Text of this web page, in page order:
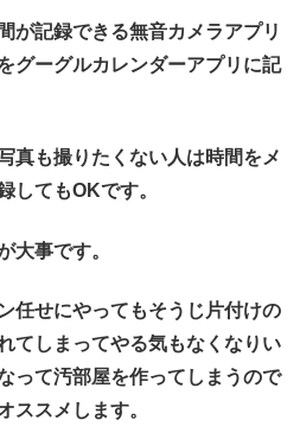
が記録できる無音カメラアプリ
グーグルカレンダーアプリに記
真も撮りたくない人は時間をメ
してもOKです。
大事です。
任せにやってもそうじ片付けの
てしまってやる気もなくなりい
って汚部屋を作ってしまうので
ススメします。